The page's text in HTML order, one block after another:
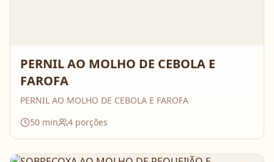
PERNIL AO MOLHO DE CEBOLA E
FAROFA
PERNIL AO MOLHO DE CEBOLA E FAROFA
50 min 4 porções